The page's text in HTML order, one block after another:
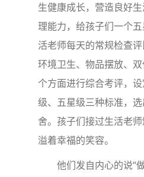
生健康成长，营造良好
理能力，给孩子们一个
活老师每天的常规检查评
环境卫生、物品摆放、
个方面进行综合考评，
级、五星级三种标准，
舍。孩子们接过生活老
溢着幸福的笑容。
他们发自内心的说“